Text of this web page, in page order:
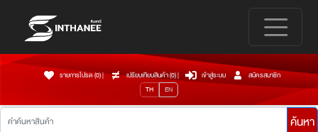
รายการโปรด (0)| เปรียบเทียบสินค้า (0)| เข้าสู่ระบบ
สมัครสมาชิก
TH
EN
ค้นหา